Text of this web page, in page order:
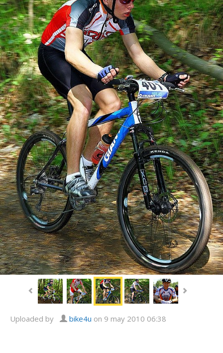
Uploaded by bike4u on 9 may 2010 06:38